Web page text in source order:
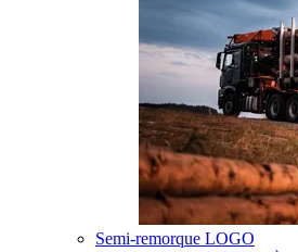
Semi-remorque LOGO